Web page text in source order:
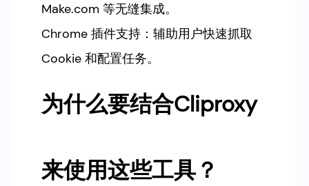
Make.com 等无缝集成。
Chrome 插件支持：辅助用户快速抓取
Cookie 和配置任务。
为什么要结合Cliproxy
来使用这些工具？